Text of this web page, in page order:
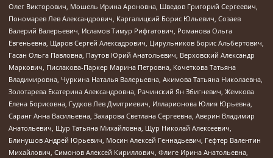
Олег Викторович, Мошель Ирина Ароновна, Шведов Григорий Сергеевич,
Пономарев Лев Александрович, Каргалицкий Борис Юльевич, Созаев
Валерий Валерьевич, Исламов Тимур Рифгатович, Романова Ольга
Евгеньевна, Щаров Сергей Алексадрович, Цирульников Борис Альбертович,
Гасан Ольга Павловна, Паутов Юрий Анатольевич, Верховский Александр
Маркович, Пислакова-Паркер Марина Петровна, Кочеткова Татьяна
Владимировна, Чуркина Наталья Валерьевна, Акимова Татьяна Николаевна,
Золотарева Екатерина Александровна, Рачинский Ян Збигневич, Жемкова
Елена Борисовна, Гудков Лев Дмитриевич, Илларионова Юлия Юрьевна,
Саранг Анна Васильевна, Захарова Светлана Сергеевна, Аверин Владимир
Анатольевич, Щур Татьяна Михайловна, Щур Николай Алексеевич,
Блинушов Андрей Юрьевич, Мосин Алексей Геннадьевич, Гефтер Валентин
Михайлович, Симонов Алексей Кириллович, Флиге Ирина Анатольевна,